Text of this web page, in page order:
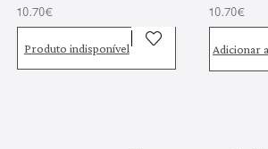
10.70€
Produto indisponível
10.70€
Adicionar